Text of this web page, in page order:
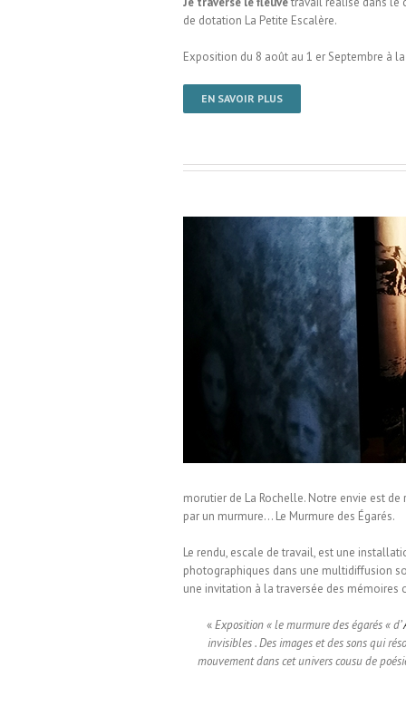
de dotation La Petite Escalère.
Exposition du 8 août au 1 er Septembre à
EN SAVOIR PLUS
morutier de La Rochelle. Notre envie est
par un murmure… Le Murmure des Égarés.
Le rendu, escale de travail, est une
photographiques dans une multidiffusion
une invitation à la traversée des mémoires
«Exposition « le murmure des égarés « d’
invisibles . Des images et des sons qui
mouvement dans cet univers cousu de